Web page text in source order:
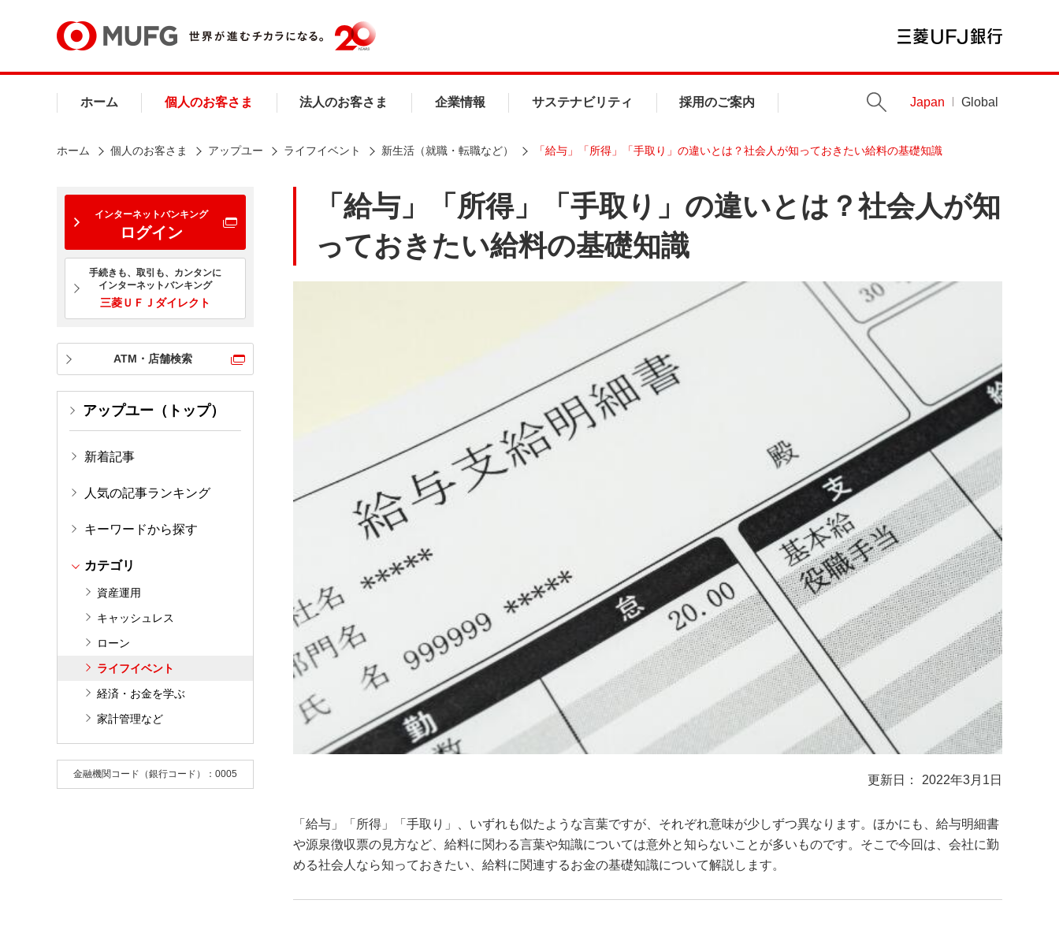
ホーム 個人のお客さま 法人のお客さま 企業情報 サステナビリティ 採用のご案内 Japan Global
ホーム 個人のお客さま アップユー ライフイベント 新生活（就職・転職など） 「給与」「所得」「手取り」の違いとは？社会人が知っておきたい給料の基礎知識
インターネットバンキング
ログイン
手続きも、取引も、カンタンに
インターネットバンキング
三菱ＵＦＪダイレクト
ATM・店舗検索
アップユー（トップ）
新着記事
人気の記事ランキング
キーワードから探す
カテゴリ
資産運用
キャッシュレス
ローン
ライフイベント
経済・お金を学ぶ
家計管理など
金融機関コード（銀行コード）：0005
「給与」「所得」「手取り」の違いとは？社会人が知
っておきたい給料の基礎知識
2022年3月1日
「給与」「所得」「手取り」、いずれも似たような言葉ですが、それぞれ意味が少しずつ異なります。ほかにも、給与明細書
や源泉徴収票の見方など、給料に関わる言葉や知識については意外と知らないことが多いものです。そこで今回は、会社に勤
める社会人なら知っておきたい、給料に関連するお金の基礎知識について解説します。